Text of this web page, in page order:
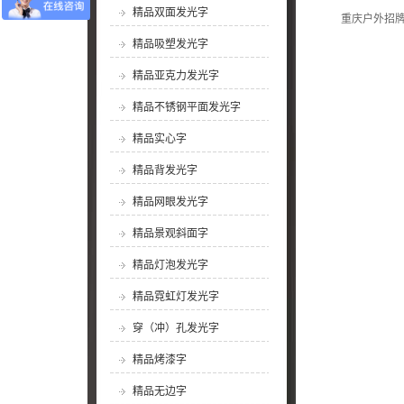
精品双面发光字
精品吸塑发光字
精品亚克力发光字
精品不锈钢平面发光字
精品实心字
精品背发光字
精品网眼发光字
精品景观斜面字
精品灯泡发光字
精品霓虹灯发光字
穿（冲）孔发光字
精品烤漆字
精品无边字
重庆户外招